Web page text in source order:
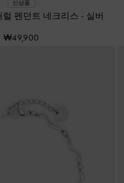
신상품
펜던트 네크리스 - 실버
₩49,900